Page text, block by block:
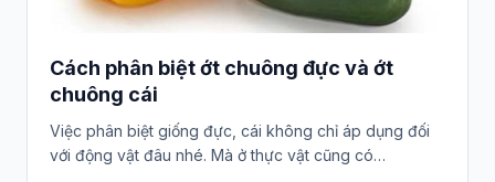
Cách phân biệt ớt chuông đực và ớt
chuông cái
Việc phân biệt giống đực, cái không chỉ áp dụng đối
với động vật đâu nhé. Mà ở thực vật cũng có…